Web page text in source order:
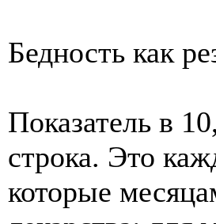
Бедность как
Показатель в
строка. Это
которые